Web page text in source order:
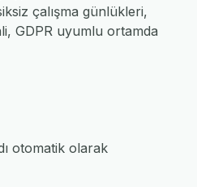
çalışma günlükleri,
GDPR uyumlu ortamda
otomatik olarak